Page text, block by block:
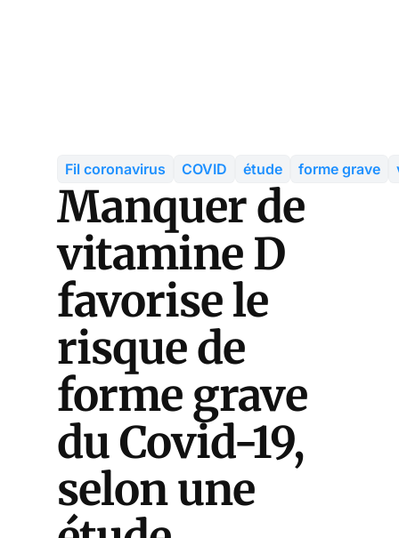
Fil coronavirus COVID étude forme grave
Manquer de
vitamine D
favorise le
risque de
forme grave
du Covid-19,
selon une